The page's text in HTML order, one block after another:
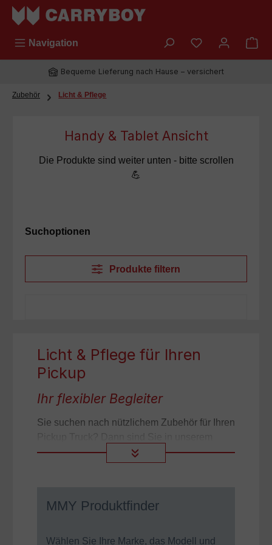
Zum Hauptinhalt springen
Navigation Du hast 0
Bequeme Lieferung nach Hause – versichert
Zubehör Licht & Pflege
Handy & Tablet Ansicht
Die Produkte sind weiter unten - bitte scrollen
💪
Suchoptionen
Produkte filtern
Licht & Pflege für Ihren
Pickup
Ihr flexibler Begleiter
Sie suchen nach nützlichem Zubehör für Ihren
Shop genau an der richtigen Adresse!
CARRYBOY bietet für Ihren Truck, für jeden
Das kleine Mehr an Zubehör
In der Kategorie „Licht & Pflege“ bzw.
»
MMY Produktfinder
Wählen Sie Ihre Marke, das Modell und